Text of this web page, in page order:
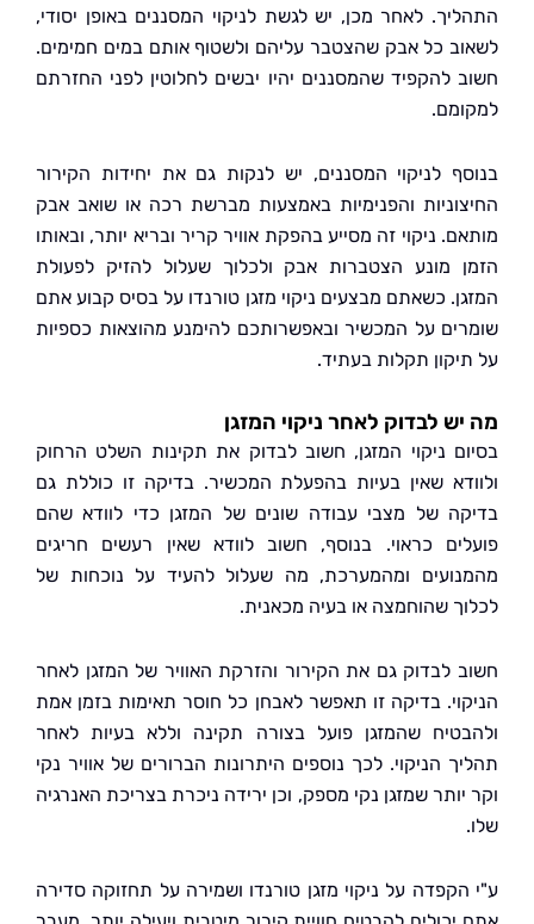
לאחר מכן, יש לגשת לניקוי המסננים באופן יסודי,
כל אבק שהצטבר עליהם ולשטוף אותם במים חמימים.
להקפיד שהמסננים יהיו יבשים לחלוטין לפני החזרתם
לניקוי המסננים, יש לנקות גם את יחידות הקירור
והפנימיות באמצעות מברשת רכה או שואב אבק
ניקוי זה מסייע בהפקת אוויר קריר ובריא יותר, ובאותו
מונע הצטברות אבק ולכלוך שעלול להזיק לפעולת
כשאתם מבצעים ניקוי מזגן טורנדו על בסיס קבוע אתם
על המכשיר ובאפשרותכם להימנע מהוצאות כספיות
תקלות בעתיד.
לבדוק לאחר ניקוי המזגן
ניקוי המזגן, חשוב לבדוק את תקינות השלט הרחוק
שאין בעיות בהפעלת המכשיר. בדיקה זו כוללת גם
של מצבי עבודה שונים של המזגן כדי לוודא שהם
כראוי. בנוסף, חשוב לוודא שאין רעשים חריגים
ומהמערכת, מה שעלול להעיד על נוכחות של
שהוחמצה או בעיה מכאנית.
לבדוק גם את הקירור והזרקת האוויר של המזגן לאחר
בדיקה זו תאפשר לאבחן כל חוסר תאימות בזמן אמת
שהמזגן פועל בצורה תקינה וללא בעיות לאחר
הניקוי. לכך נוספים היתרונות הברורים של אוויר נקי
שמזגן נקי מספק, וכן ירידה ניכרת בצריכת האנרגיה
על ניקוי מזגן טורנדו ושמירה על תחזוקה סדירה